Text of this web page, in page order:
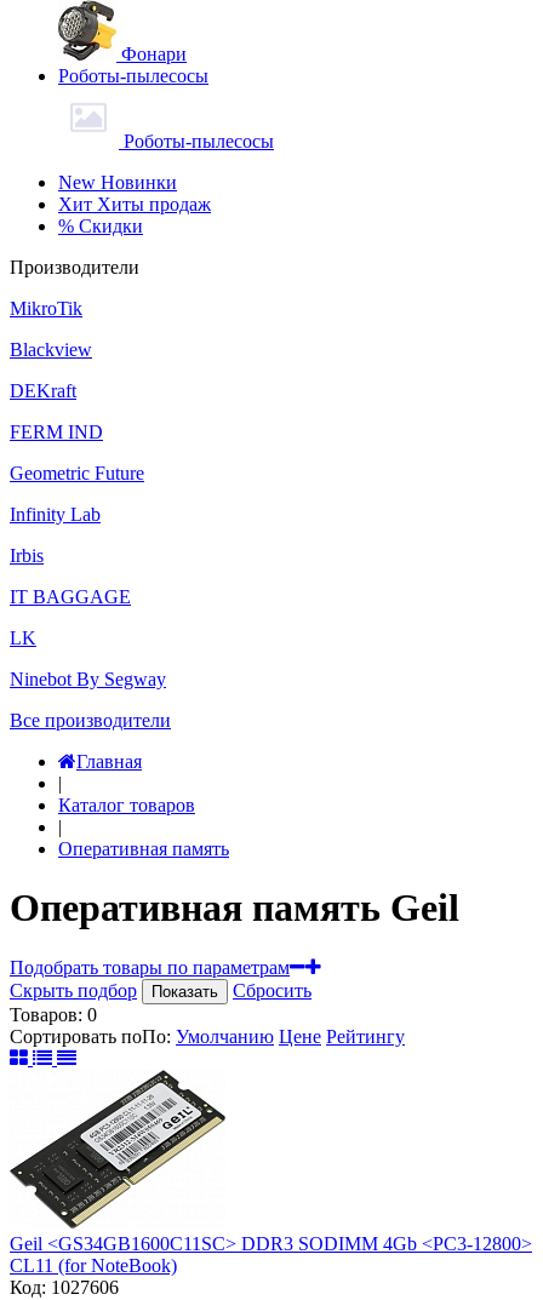
Фонари
Роботы-пылесосы
Роботы-пылесосы
New Новинки
Хит Хиты продаж
% Скидки
Производители
MikroTik
Blackview
DEKraft
FERM IND
Geometric Future
Infinity Lab
Irbis
IT BAGGAGE
LK
Ninebot By Segway
Все производители
Главная
|
Каталог товаров
|
Оперативная память
Оперативная память Geil
Подобрать товары по параметрам
Скрыть подбор
Показать
Сбросить
Товаров: 0
Сортировать поПо: Умолчанию Цене Рейтингу
Geil <GS34GB1600C11SC> DDR3 SODIMM 4Gb <PC3-12800>
CL11 (for NoteBook)
Код: 1027606